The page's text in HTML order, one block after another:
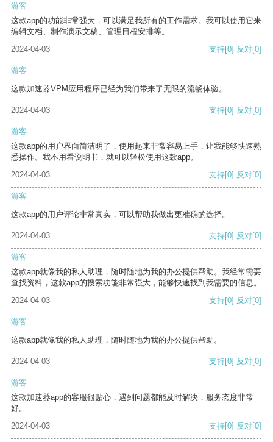
游客
这款app的功能非常强大，可以满足我所有的工作需求。我可以使用它来
编辑文档、制作演示文稿、管理日程安排等。
2024-04-03
支持[0] 反对[0]
游客
这款加速器VPM应用程序已经为我们带来了无限的流畅体验。
2024-04-03 支持[0] 反对[0]
游客
这款app的用户界面简洁明了，使用起来非常容易上手，让我能够快速熟
悉操作。我不用看说明书，就可以轻松使用这款app。
2024-04-03
支持[0] 反对[0]
游客
这款app的用户评论非常真实，可以帮助我做出更准确的选择。
2024-04-03 支持[0] 反对[0]
游客
这款app就像我的私人助理，随时随地为我的办公提供帮助。我经常需要
查找资料，这款app的搜索功能非常强大，能够快速找到我需要的信息。
2024-04-03
支持[0] 反对[0]
游客
这款app就像我的私人助理，随时随地为我的办公提供帮助。
2024-04-03 支持[0] 反对[0]
游客
这款加速器app的客服很贴心，遇到问题都能及时解决，服务态度非常
好。
2024-04-03
支持[0] 反对[0]